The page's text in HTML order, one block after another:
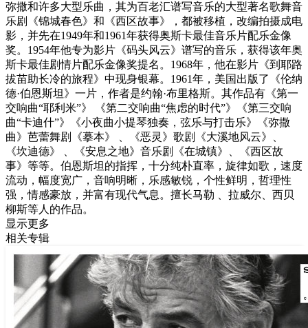
弥撒和许多大型乐曲，其为百老汇谱写音乐的大型著名歌舞音
乐剧《锦城春色》和《西区故事》，都被移植，改编拍摄成电
影，并先在1949年和1961年获得奥斯卡最佳音乐片配乐金像
奖。1954年他专为影片《码头风云》谱写的音乐，获得该年奥
斯卡最佳剧情片配乐金像奖提名。1968年，他在影片《到耶路
拔苗助长冷的旅程》中现身银幕。1961年，美国出版了《伦纳
德·伯恩斯坦》一片，作者是约翰·布里格斯。其作品有《第一
交响曲“耶利米”》 《第二交响曲“焦虑的时代”》《第三交响
曲“卡迪什”》《小夜曲小提琴独奏，弦乐与打击乐》《弥撒
曲》芭蕾舞剧《摹本》 、《恶灵》歌剧《大溪地风云》、
《坎迪德》 、《安息之地》音乐剧《在城镇》、《西区故
事》等等。伯恩斯坦的指挥，十分纯朴直率，旋律如歌，速度
流动，幅度宽广，音响明晰，乐感敏锐，个性鲜明，哲理性
强，情感豪放，并富有现代气息。擅长马勒 、拉威尔、西贝
柳斯等人的作品。
显示更多
相关专辑